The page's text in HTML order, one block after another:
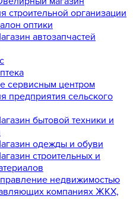
строительной организации
оптики
автозапчастей
сервисным центром
предприятия сельского
бытовой техники и
одежды и обуви
строительных и
недвижимостью
компаниях ЖКХ,